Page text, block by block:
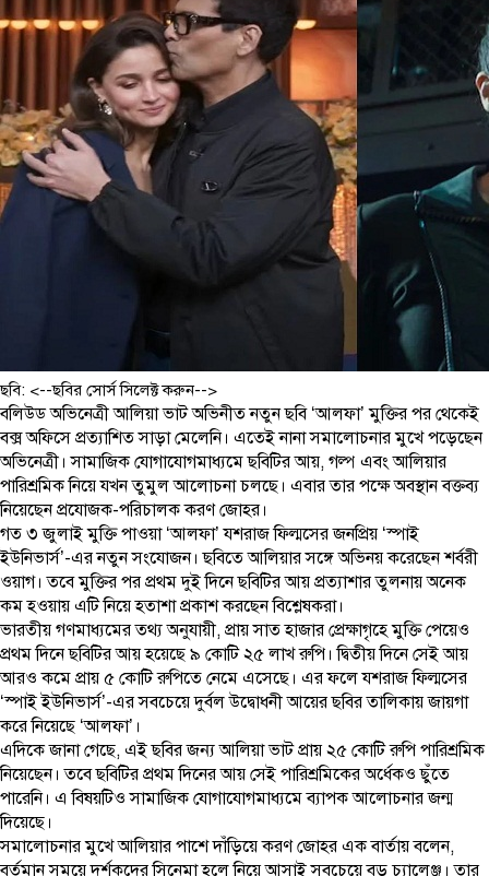
ছবি: <--ছবির সোর্স সিলেক্ট করুন-->
বলিউড অভিনেত্রী আলিয়া ভাট অভিনীত নতুন ছবি ‘আলফা’ মুক্তির পর থেকেই
বক্স অফিসে প্রত্যাশিত সাড়া মেলেনি। এতেই নানা সমালোচনার মুখে পড়েছেন
অভিনেত্রী। সামাজিক যোগাযোগমাধ্যমে ছবিটির আয়, গল্প এবং আলিয়ার
পারিশ্রমিক নিয়ে যখন তুমুল আলোচনা চলছে। এবার তার পক্ষে অবস্থান বক্তব্য
নিয়েছেন প্রযোজক-পরিচালক করণ জোহর।
গত ৩ জুলাই মুক্তি পাওয়া ‘আলফা’ যশরাজ ফিল্মসের জনপ্রিয় ‘স্পাই
ইউনিভার্স’-এর নতুন সংযোজন। ছবিতে আলিয়ার সঙ্গে অভিনয় করেছেন শর্বরী
ওয়াগ। তবে মুক্তির পর প্রথম দুই দিনে ছবিটির আয় প্রত্যাশার তুলনায় অনেক
কম হওয়ায় এটি নিয়ে হতাশা প্রকাশ করছেন বিশ্লেষকরা।
ভারতীয় গণমাধ্যমের তথ্য অনুযায়ী, প্রায় সাত হাজার প্রেক্ষাগৃহে মুক্তি পেয়েও
প্রথম দিনে ছবিটির আয় হয়েছে ৯ কোটি ২৫ লাখ রুপি। দ্বিতীয় দিনে সেই আয়
আরও কমে প্রায় ৫ কোটি রুপিতে নেমে এসেছে। এর ফলে যশরাজ ফিল্মসের
‘স্পাই ইউনিভার্স’-এর সবচেয়ে দুর্বল উদ্বোধনী আয়ের ছবির তালিকায় জায়গা
করে নিয়েছে ‘আলফা’।
এদিকে জানা গেছে, এই ছবির জন্য আলিয়া ভাট প্রায় ২৫ কোটি রুপি পারিশ্রমিক
নিয়েছেন। তবে ছবিটির প্রথম দিনের আয় সেই পারিশ্রমিকের অর্ধেকও ছুঁতে
পারেনি। এ বিষয়টিও সামাজিক যোগাযোগমাধ্যমে ব্যাপক আলোচনার জন্ম
দিয়েছে।
সমালোচনার মুখে আলিয়ার পাশে দাঁড়িয়ে করণ জোহর এক বার্তায় বলেন,
বর্তমান সময়ে দর্শকদের সিনেমা হলে নিয়ে আসাই সবচেয়ে বড় চ্যালেঞ্জ। তার